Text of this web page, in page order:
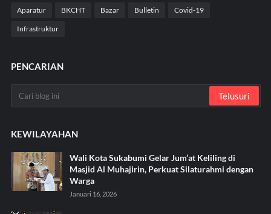
Aparatur BKCHT Bazar Bulletin Covid-19
Infrastruktur
PENCARIAN
KEWILAYAHAN
Wali Kota Sukabumi Gelar Jum’at Keliling di
Masjid Al Muhajirin, Perkuat Silaturahmi dengan
Warga
Januari 16, 2026